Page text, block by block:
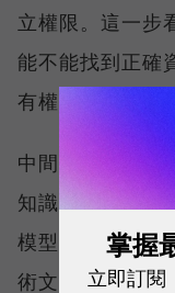
立權限。這一步
能不能找到正確
有權限的人。
中間一群開始建
知識庫。RAG
模型回答前，先
術文件中取回相
掌握
立即訂閱